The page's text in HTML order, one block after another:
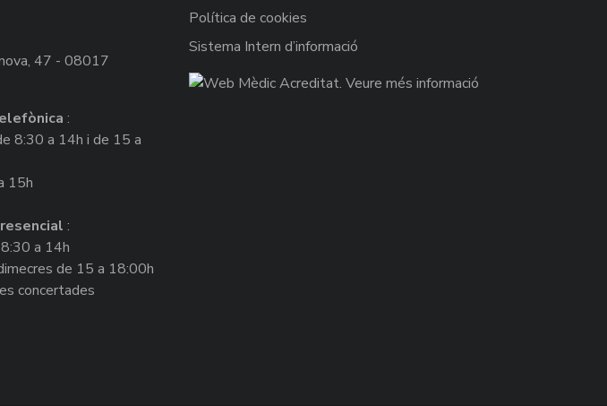
47 - 08017
:
8:30 a 14h i de 15 a
15h
:
a 14h
de 15 a 18:00h
concertades
Política de cookies
Sistema Intern d’informació